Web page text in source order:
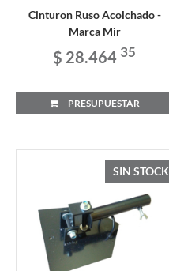
Cinturon Ruso Acolchado -
Marca Mir
$ 28.464 35
PRESUPUESTAR
SIN STOCK